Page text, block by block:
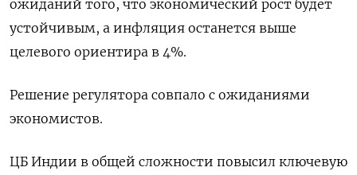
ожиданий того, что экономический рост будет
устойчивым, а инфляция останется выше
целевого ориентира в 4%.
Решение регулятора совпало с ожиданиями
экономистов.
ЦБ Индии в общей сложности повысил ключевую